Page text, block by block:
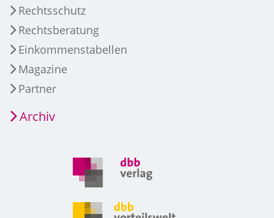
Rechtsschutz
Rechtsberatung
Einkommenstabellen
Magazine
Partner
Archiv